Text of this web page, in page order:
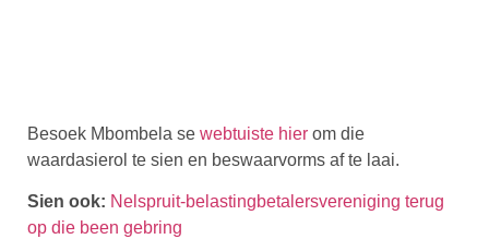
Besoek Mbombela se webtuiste hier om die
waardasierol te sien en beswaarvorms af te laai.
Sien ook: Nelspruit-belastingbetalersvereniging terug
op die been gebring